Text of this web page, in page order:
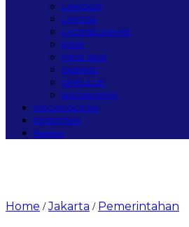
LANGKAT
LANGSA
LHOKSEUMAWE
PIDIE
PIDIE JAYA
SABANG
SIMEULUE
NAGAN RAYA
MEGAPOLITAN
PERISTIWA
Redaksi
Home /Jakarta / Pemerintahan